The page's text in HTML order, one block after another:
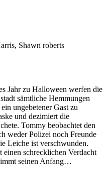
Shawn roberts
Jahr zu Halloween werfen die
sämtliche Hemmungen
ungebetener Gast zu
und dezimiert die
Tommy beobachtet den
weder Polizei noch Freunde
Leiche ist verschwunden.
einen schrecklichen Verdacht
seinen Anfang…